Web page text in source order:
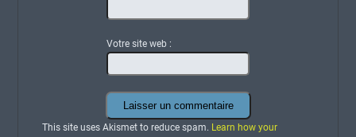
Votre site web :
This site uses Akismet to reduce spam. Learn how your